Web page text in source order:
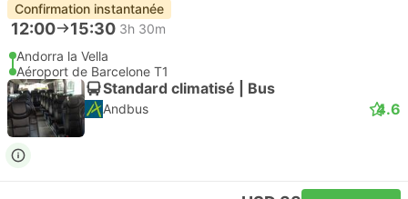
Confirmation instantanée
12:00 15:30 3h 30m
Andorra la Vella
Aéroport de Barcelone T1
Standard climatisé | Bus
Andbus 4.6